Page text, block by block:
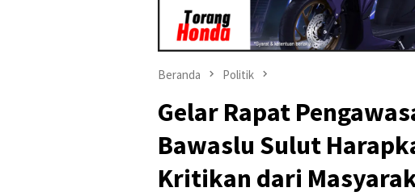
Beranda Politik
Gelar Rapat
Bawaslu Sulut
Kritikan dari